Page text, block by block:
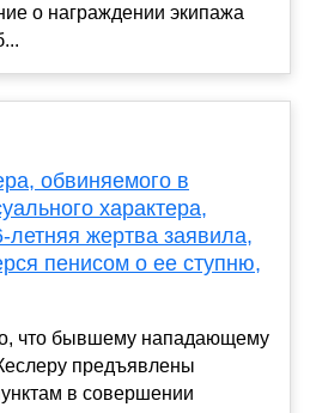
о награждении экипажа
обвиняемого в
характера,
летняя жертва заявила,
пенисом о ее ступню,
что бывшему нападающему
предъявлены
в совершении